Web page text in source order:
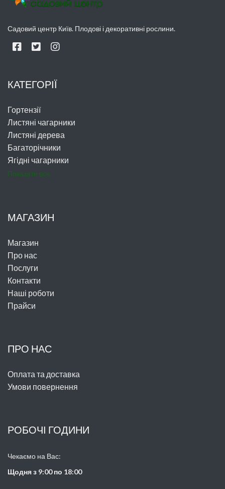
Садовий центр Київ. Плодові і декоративні рослини.
КАТЕГОРІЇ
Гортензії
Листяні чагарники
Листяні дерева
Багаторічники
Ягідні чагарники
Показати все
МАГАЗИН
Магазин
Про нас
Послуги
Контакти
Наші роботи
Прайси
ПРО НАС
Оплата та доставка
Умови повернення
РОБОЧІ ГОДИНИ
Чекаємо на Вас:
Щодня з 9:00 по 18:00